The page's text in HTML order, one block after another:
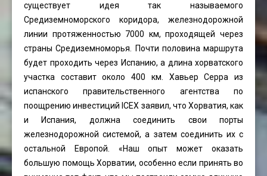
существует идея так называемого
Средиземноморского коридора, железнодорожной
линии протяженностью 7000 км, проходящей через
страны Средиземноморья. Почти половина маршрута
будет проходить через Испанию, а длина хорватского
участка составит около 400 км. Хавьер Серра из
испанского правительственного агентства по
поощрению инвестиций ICEX заявил, что Хорватия, как
и Испания, должна соединить свои порты
железнодорожной системой, а затем соединить их с
остальной Европой. «Наш опыт может оказать
большую помощь Хорватии, особенно если принять во